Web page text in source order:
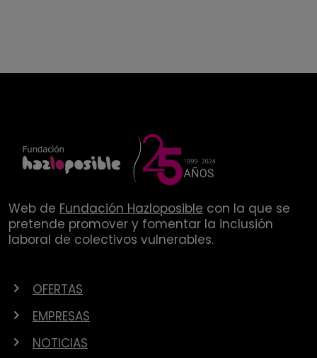
Web de Fundación Hazloposible con la que se
pretende promover y fomentar la inclusión
laboral de colectivos vulnerables.
OFERTAS
EMPRESAS
NOTICIAS